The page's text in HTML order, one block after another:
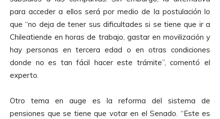
A
u
d
o
para acceder a ellos será por medio de la postulación lo
que “no deja de tener sus dificultades si se tiene que ir a
Chileatiende en horas de trabajo, gastar en movilización y
hay personas en tercera edad o en otras condiciones
donde no es tan fácil hacer este trámite”, comentó el
experto.
Otro tema en auge es la reforma del sistema de
pensiones que se tiene que votar en el Senado. “Este es